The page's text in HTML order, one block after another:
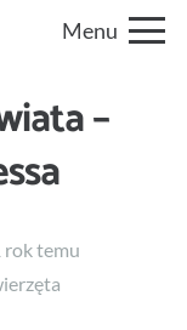
Menu
–
rok temu